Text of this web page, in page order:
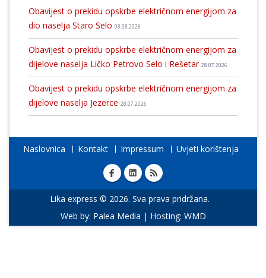
Obavijest o prekidu opskrbe električnom energijom za
dio naselja Staro Selo 03.08.2026
Obavijest o prekidu opskrbe električnom energijom za
dijelove naselja Ličko Petrovo Selo i Rešetar 28.07.2026
Obavijest o prekidu opskrbe električnom energijom za
dijelove naselja Jezerce 28.07.2026
Naslovnica Kontakt Impressum Uvjeti korištenja
Lika express © 2026. Sva prava pridržana.
Web by: Palea Media | Hosting: WMD